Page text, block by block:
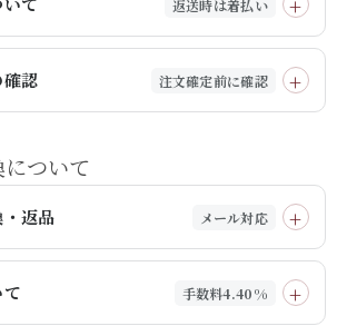
返送時は着払い
認 注文確定前に確認
ついて​
返品 メール対応
手数料4.40%